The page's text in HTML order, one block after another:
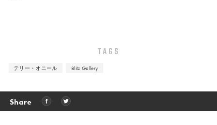
TAGS
テリー・オニール Blitz Gallery
Share